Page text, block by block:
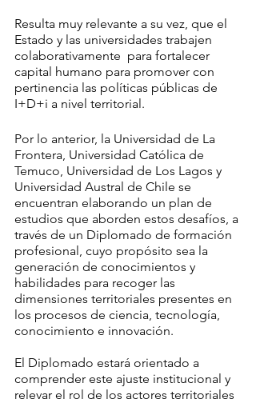
Resulta muy relevante a su vez, que el
Estado y las universidades trabajen
colaborativamente  para fortalecer
capital humano para promover con
pertinencia las políticas públicas de
I+D+i a nivel territorial.
Por lo anterior, la Universidad de La
Frontera, Universidad Católica de
Temuco, Universidad de Los Lagos y
Universidad Austral de Chile se
encuentran elaborando un plan de
estudios que aborden estos desafíos, a
través de un Diplomado de formación
profesional, cuyo propósito sea la
generación de conocimientos y
habilidades para recoger las
dimensiones territoriales presentes en
los procesos de ciencia, tecnología,
conocimiento e innovación.
El Diplomado estará orientado a
comprender este ajuste institucional y
relevar el rol de los actores territoriales